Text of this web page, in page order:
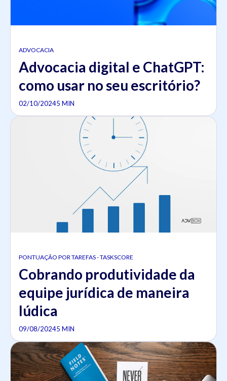
ADVOCACIA
Advocacia digital e ChatGPT:
como usar no seu escritório?
02/10/20245 MIN
PONTUAÇÃO POR TAREFAS - TASKSCORE
Cobrando produtividade da
equipe jurídica de maneira
lúdica
09/08/20245 MIN